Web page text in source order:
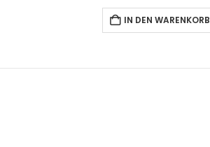
IN DEN WARENKORB